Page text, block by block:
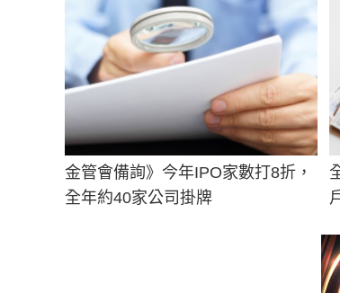
金管會備詢》今年IPO家數打8折，
全年約40家公司掛牌